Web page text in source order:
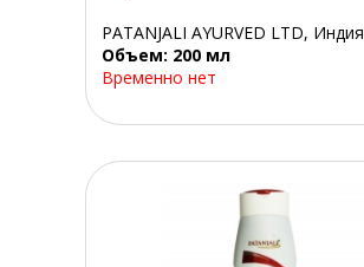
PATANJALI AYURVED LTD, Индия
Объем: 200 мл
Временно нет